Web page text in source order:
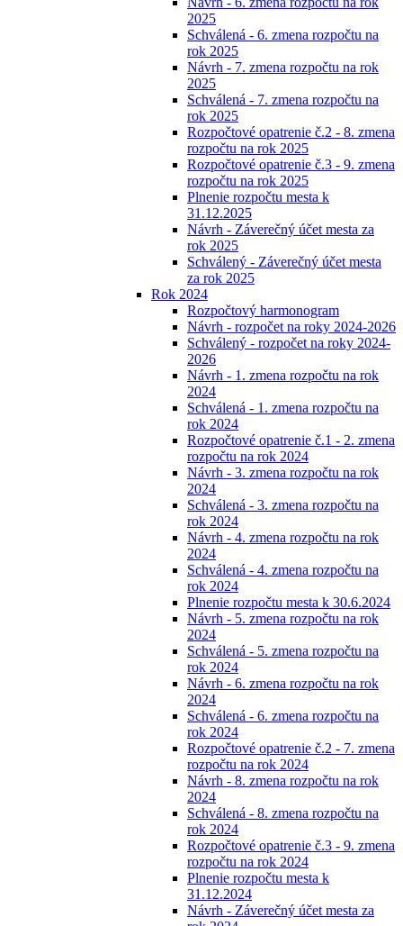
2025
Schválená - 6. zmena rozpočtu na
rok 2025
Návrh - 7. zmena rozpočtu na rok
2025
Schválená - 7. zmena rozpočtu na
rok 2025
Rozpočtové opatrenie č.2 - 8. zmena
rozpočtu na rok 2025
Rozpočtové opatrenie č.3 - 9. zmena
rozpočtu na rok 2025
Plnenie rozpočtu mesta k
31.12.2025
Návrh - Záverečný účet mesta za
rok 2025
Schválený - Záverečný účet mesta
za rok 2025
Rok 2024
Rozpočtový harmonogram
Návrh - rozpočet na roky 2024-2026
Schválený - rozpočet na roky 2024-
2026
Návrh - 1. zmena rozpočtu na rok
2024
Schválená - 1. zmena rozpočtu na
rok 2024
Rozpočtové opatrenie č.1 - 2. zmena
rozpočtu na rok 2024
Návrh - 3. zmena rozpočtu na rok
2024
Schválená - 3. zmena rozpočtu na
rok 2024
Návrh - 4. zmena rozpočtu na rok
2024
Schválená - 4. zmena rozpočtu na
rok 2024
Plnenie rozpočtu mesta k 30.6.2024
Návrh - 5. zmena rozpočtu na rok
2024
Schválená - 5. zmena rozpočtu na
rok 2024
Návrh - 6. zmena rozpočtu na rok
2024
Schválená - 6. zmena rozpočtu na
rok 2024
Rozpočtové opatrenie č.2 - 7. zmena
rozpočtu na rok 2024
Návrh - 8. zmena rozpočtu na rok
2024
Schválená - 8. zmena rozpočtu na
rok 2024
Rozpočtové opatrenie č.3 - 9. zmena
rozpočtu na rok 2024
Plnenie rozpočtu mesta k
31.12.2024
Návrh - Záverečný účet mesta za